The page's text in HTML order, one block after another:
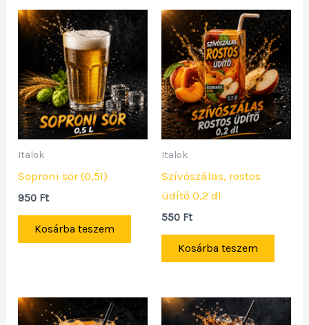
Italok
Soproni sör (0,5l)
950 Ft
Kosárba teszem
Italok
Szívószálas, rostos
üdítő 0,2 dl
550 Ft
Kosárba teszem